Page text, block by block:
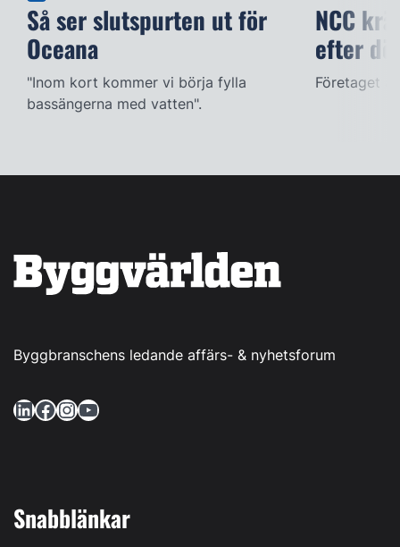
Så ser slutspurten ut för
Oceana
"Inom kort kommer vi börja fylla
bassängerna med vatten".
NCC
efter
Företaget
Byggbranschens ledande affärs- & nyhetsforum
LinkedIn Facebook InstagramYouTube
Snabblänkar